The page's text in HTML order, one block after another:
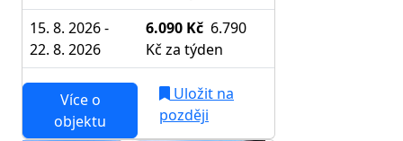
15. 8. 2026 -
22. 8. 2026
6.090 Kč 6.790
Kč za týden
Více o
objektu
Uložit na
později